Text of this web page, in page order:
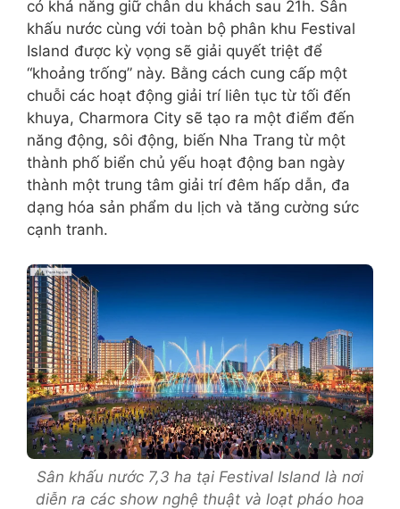
có khả năng giữ chân du khách sau 21h. Sân
khấu nước cùng với toàn bộ phân khu Festival
Island được kỳ vọng sẽ giải quyết triệt để
“khoảng trống” này. Bằng cách cung cấp một
chuỗi các hoạt động giải trí liên tục từ tối đến
khuya, Charmora City sẽ tạo ra một điểm đến
năng động, sôi động, biến Nha Trang từ một
thành phố biển chủ yếu hoạt động ban ngày
thành một trung tâm giải trí đêm hấp dẫn, đa
dạng hóa sản phẩm du lịch và tăng cường sức
cạnh tranh.
Sân khấu nước 7,3 ha tại Festival Island là nơi
diễn ra các show nghệ thuật và loạt pháo hoa